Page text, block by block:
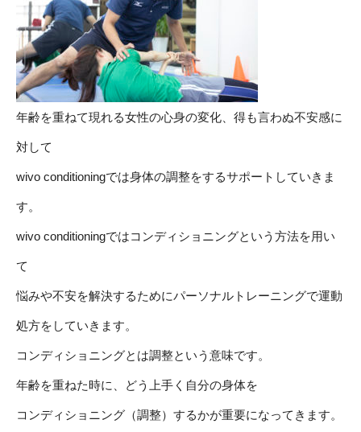
年齢を重ねて現れる女性の心身の変化、得も言わぬ不安感に
対して
wivo conditioningでは身体の調整をするサポートしていきま
す。
wivo conditioningではコンディショニングという方法を用い
て
悩みや不安を解決するためにパーソナルトレーニングで運動
処方をしていきます。
コンディショニングとは調整という意味です。
年齢を重ねた時に、どう上手く自分の身体を
コンディショニング（調整）するかが重要になってきます。